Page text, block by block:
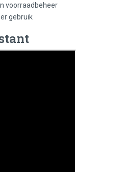
voorraadbeheer
gebruik